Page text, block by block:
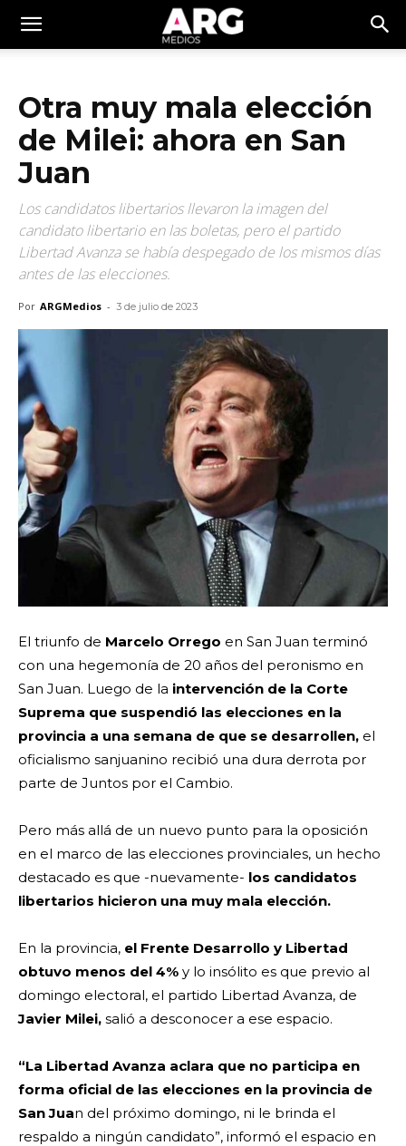
Otra muy mala elección
de Milei: ahora en San
Juan
Los candidatos libertarios llevaron la imagen del
candidato libertario en las boletas, pero el partido
Libertad Avanza se había despegado de los mismos días
antes de las elecciones.
Por ARGMedios - 3 de julio de 2023
El triunfo de Marcelo Orrego en San Juan terminó
con una hegemonía de 20 años del peronismo en
San Juan. Luego de la intervención de la Corte
Suprema que suspendió las elecciones en la
provincia a una semana de que se desarrollen, el
oficialismo sanjuanino recibió una dura derrota por
parte de Juntos por el Cambio.
Pero más allá de un nuevo punto para la oposición
en el marco de las elecciones provinciales, un hecho
destacado es que -nuevamente- los candidatos
libertarios hicieron una muy mala elección.
En la provincia, el Frente Desarrollo y Libertad
obtuvo menos del 4% y lo insólito es que previo al
domingo electoral, el partido Libertad Avanza, de
Javier Milei, salió a desconocer a ese espacio.
“La Libertad Avanza aclara que no participa en
forma oficial de las elecciones en la provincia de
San Juan del próximo domingo, ni le brinda el
respaldo a ningún candidato”, informó el espacio en